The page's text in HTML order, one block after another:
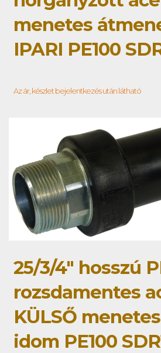
menetes
IPARI PE100
Az ár, készlet bejelentkezés után látható
25/3/4" hosszú
rozsdamentes
KÜLSŐ
idom PE100